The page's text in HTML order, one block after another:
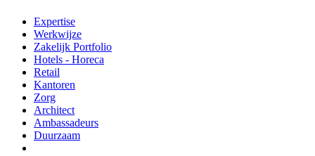
Expertise
Werkwijze
Zakelijk Portfolio
Hotels - Horeca
Retail
Kantoren
Zorg
Architect
Ambassadeurs
Duurzaam